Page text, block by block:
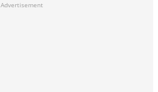
Advertisement